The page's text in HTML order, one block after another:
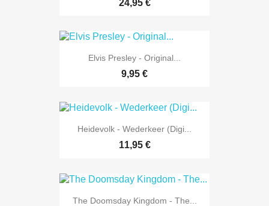
24,95 €
Elvis Presley - Original...
9,95 €
Heidevolk - Wederkeer (Digi...
11,95 €
The Doomsday Kingdom - The...